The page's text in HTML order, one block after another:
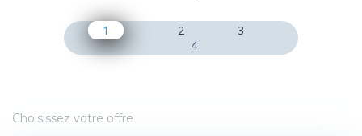
1 2
3
4
Choisissez votre offre